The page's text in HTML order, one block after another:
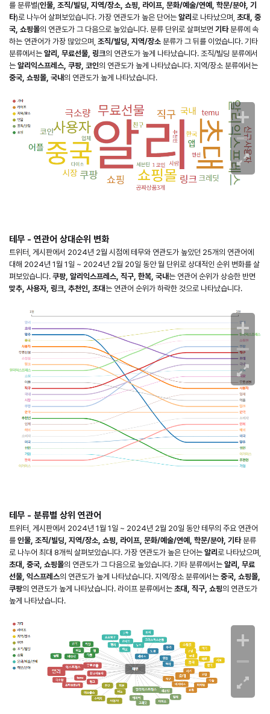
를 분류별(인물, 조직/빌딩, 지역/장소, 쇼핑, 라이프, 문화/예술/연예, 학문/분야, 기
타)로 나누어 살펴보았습니다. 가장 연관도가 높은 단어는 알리 로 나타났으며, 초대, 중
국, 쇼핑몰의 연관도가 그 다음으로 높았습니다. 분류 단위로 살펴보면 기타분류에 속
하는 연관어가 가장 많았으며, 조직/빌딩, 지역/장소 분류가 그 뒤를 이었습니다. 기타
분류에서는 알리, 무료선물, 링크의 연관도가 높게 나타났습니다. 조직/빌딩 분류에서
는 알리익스프레스, 쿠팡, 코인의 연관도가 높게 나타났습니다. 지역/장소 분류에서는
중국, 쇼핑몰, 국내의 연관도가 높게 나타났습니다.
테무 - 연관어 상대순위 변화
트위터, 게시판에서 2024년 2월 시점에 테무와 연관도가 높았던 25개의 연관어에
대해 2024년 1월 1일 ~ 2024년 2월 20일 동안 월 단위로 상대적인 순위 변화를 살
펴보았습니다. 쿠팡, 알리익스프레스, 직구, 한복, 국내는 연관어 순위가 상승한 반면
맞추, 사용자, 링크, 추천인, 초대는 연관어 순위가 하락한 것으로 나타났습니다.
테무 - 분류별 상위 연관어
트위터, 게시판에서 2024년 1월 1일 ~ 2024년 2월 20일 동안 테무의 주요 연관어
를 인물, 조직/빌딩, 지역/장소, 쇼핑, 라이프, 문화/예술/연예, 학문/분야, 기타분류
로 나누어 최대 8개씩 살펴보았습니다. 가장 연관도가 높은 단어는 알리 로 나타났으며,
초대, 중국, 쇼핑몰의 연관도가 그 다음으로 높았습니다. 기타 분류에서는 알리, 무료
선물, 익스프레스의 연관도가 높게 나타났습니다. 지역/장소 분류에서는 중국, 쇼핑몰,
쿠팡의 연관도가 높게 나타났습니다. 라이프 분류에서는 초대, 직구, 쇼핑의 연관도가
높게 나타났습니다.